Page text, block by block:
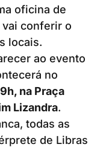
oficina de
conferir o
locais.
ao evento
no
na Praça
Lizandra.
todas as
de Libras